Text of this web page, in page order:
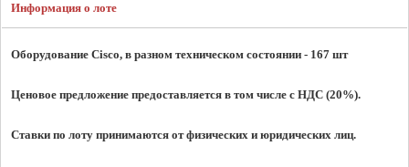
Информация о лоте
Оборудование Cisco, в разном техническом состоянии - 167 шт
Ценовое предложение предоставляется в том числе с НДС (20%).
Ставки по лоту принимаются от физических и юридических лиц.